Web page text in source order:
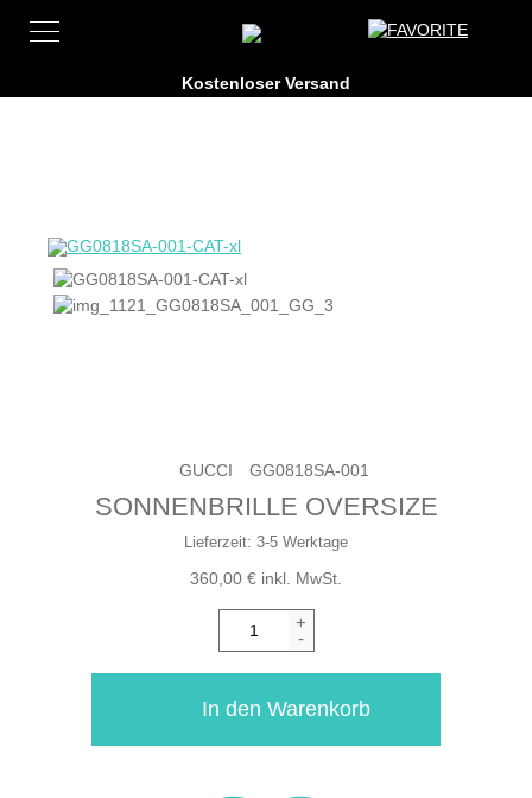
GG0818SA-001
GUCCI
SONNENBRILLE OVERSIZE
Lieferzeit: 3-5 Werktage
360,00 € inkl. MwSt.
-
+
In den Warenkorb